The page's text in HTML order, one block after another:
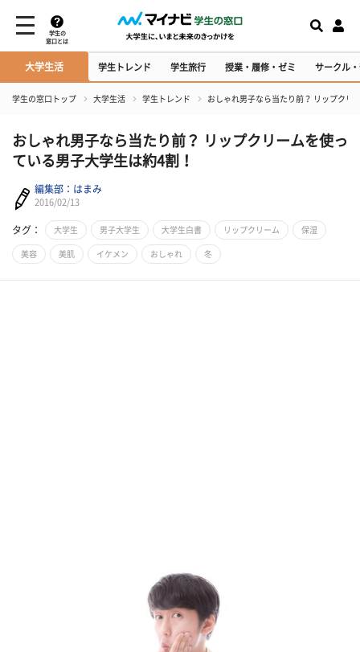
学生の
窓口とは
大学生活 学生トレンド 学生旅行 授業・履修・ゼミ サークル
学生の窓口トップ 大学生活 学生トレンド おしゃれ男子なら当たり前？ リップクリ
おしゃれ男子なら当たり前？ リップクリームを使っ
ている男子大学生は約4割！
編集部：はまみ
2016/02/13
タグ： 大学生 男子大学生 大学生白書 リップクリーム 保湿
美容 美肌 イケメン おしゃれ 冬